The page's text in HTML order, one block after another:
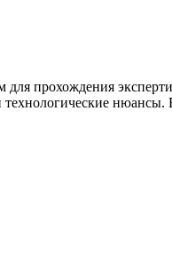
прохождения